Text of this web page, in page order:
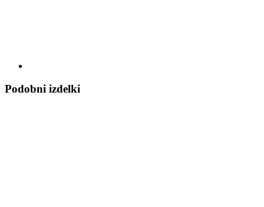
Podobni izdelki